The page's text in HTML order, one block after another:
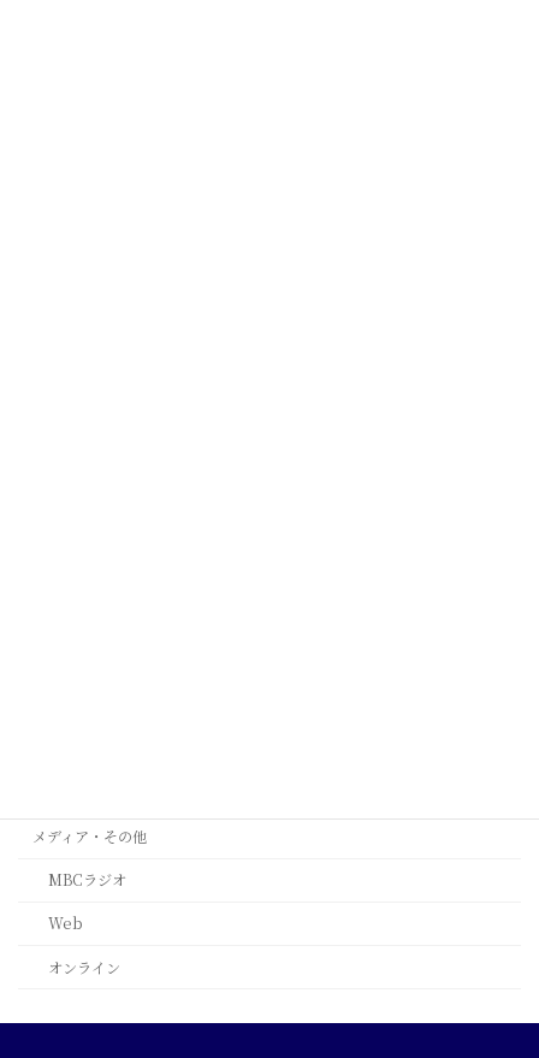
メディア・その他
MBCラジオ
Web
オンライン